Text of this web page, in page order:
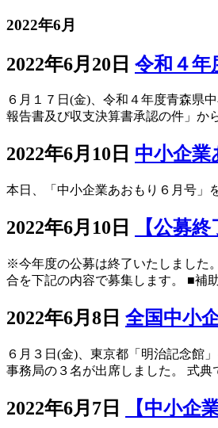
2022年6月
2022年6月20日 令和４
６月１７日(金)、令和４年度青森県
報告書及び収支決算書承認の件」か
2022年6月10日 中小企業
本日、「中小企業あおもり６月号」
2022年6月10日 【公募
※今年度の公募は終了いたしました
合を下記の内容で募集します。 ■補
2022年6月8日 全国中小
６月３日(金)、東京都「明治記念館
事務局の３名が出席しました。 式
2022年6月7日 【中小企